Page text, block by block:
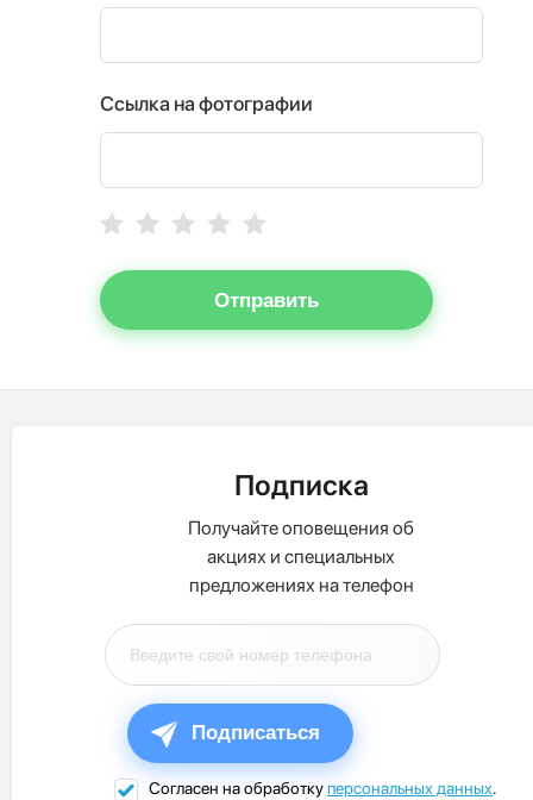
Ссылка на фотографии
Отправить
Подписка
Получайте оповещения об
акциях и специальных
предложениях на телефон
Подписаться
Согласен на обработкуперсональных данных.